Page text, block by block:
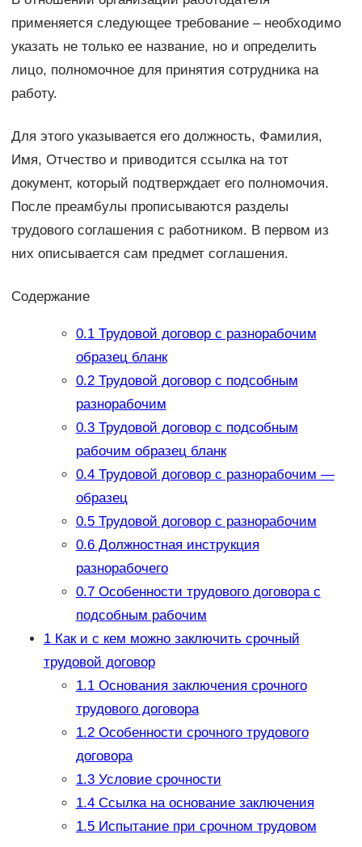
применяется следующее требование – необходимо
указать не только ее название, но и определить
лицо, полномочное для принятия сотрудника на
работу.
Для этого указывается его должность, Фамилия,
Имя, Отчество и приводится ссылка на тот
документ, который подтверждает его полномочия.
После преамбулы прописываются разделы
трудового соглашения с работником. В первом из
них описывается сам предмет соглашения.
Содержание
0.1Трудовой договор с разнорабочим
образец бланк
0.2Трудовой договор с подсобным
разнорабочим
0.3Трудовой договор с подсобным
рабочим образец бланк
0.4Трудовой договор с разнорабочим —
образец
0.5Трудовой договор с разнорабочим
0.6Должностная инструкция
разнорабочего
0.7Особенности трудового договора с
подсобным рабочим
1Как и с кем можно заключить срочный
трудовой договор
1.1Основания заключения срочного
трудового договора
1.2Особенности срочного трудового
договора
1.3Условие срочности
1.4Ссылка на основание заключения
1.5Испытание при срочном трудовом